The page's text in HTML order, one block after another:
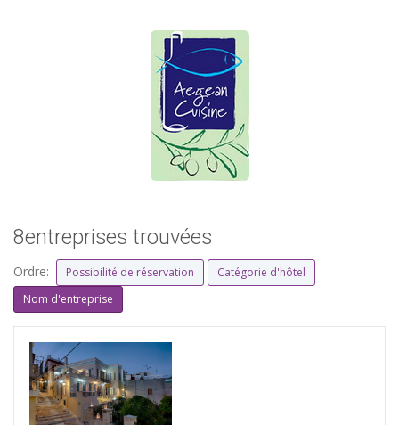
8entreprises trouvées
Ordre: Possibilité de réservation
Catégorie d'hôtel
Nom d'entreprise